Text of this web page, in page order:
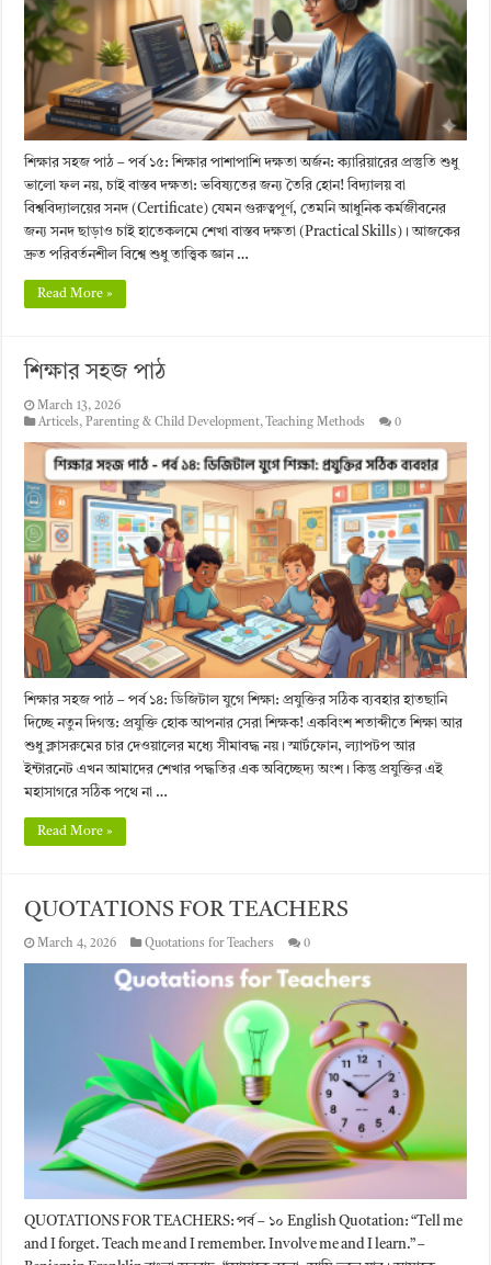
শিক্ষার সহজ পাঠ – পর্ব ১৫: শিক্ষার পাশাপাশি দক্ষতা অর্জন: ক্যারিয়ারের প্রস্তুতি শুধু
ভালো ফল নয়, চাই বাস্তব দক্ষতা: ভবিষ্যতের জন্য তৈরি হোন! বিদ্যালয় বা
বিশ্ববিদ্যালয়ের সনদ (Certificate) যেমন গুরুত্বপূর্ণ, তেমনি আধুনিক কর্মজীবনের
জন্য সনদ ছাড়াও চাই হাতেকলমে শেখা বাস্তব দক্ষতা (Practical Skills)। আজকের
দ্রুত পরিবর্তনশীল বিশ্বে শুধু তাত্ত্বিক জ্ঞান …
Read More »
শিক্ষার সহজ পাঠ
March 13, 2026
Articels,Parenting & Child Development, Teaching Methods 0
শিক্ষার সহজ পাঠ – পর্ব ১৪: ডিজিটাল যুগে শিক্ষা: প্রযুক্তির সঠিক ব্যবহার হাতছানি
দিচ্ছে নতুন দিগন্ত: প্রযুক্তি হোক আপনার সেরা শিক্ষক! একবিংশ শতাব্দীতে শিক্ষা আর
শুধু ক্লাসরুমের চার দেওয়ালের মধ্যে সীমাবদ্ধ নয়। স্মার্টফোন, ল্যাপটপ আর
ইন্টারনেট এখন আমাদের শেখার পদ্ধতির এক অবিচ্ছেদ্য অংশ। কিন্তু প্রযুক্তির এই
মহাসাগরে সঠিক পথে না …
Read More »
QUOTATIONS FOR TEACHERS
March 4, 2026 Quotations for Teachers 0
QUOTATIONS FOR TEACHERS: পর্ব – ১০ English Quotation: “Tell me
and I forget. Teach me and I remember. Involve me and I learn.” –